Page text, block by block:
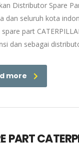
Distributor Spare
dan seluruh kota
part
dan sebagai
more
PART